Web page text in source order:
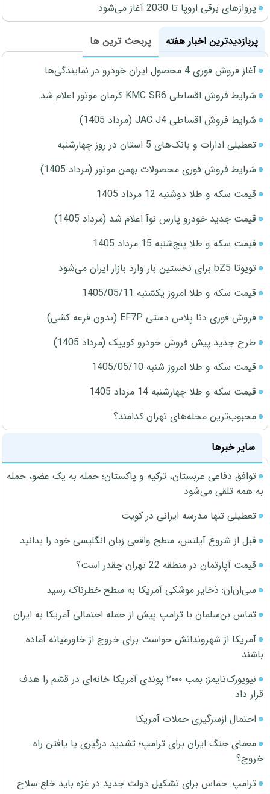
پروازهای برقی اروپا تا 2030 آغاز می‌شود
پربازدیدترین اخبار هفته
پربحث ترین ها
آغاز فروش فوری 4 محصول ایران خودرو در نمایندگی‌ها
شرایط فروش اقساطی KMC SR6 کرمان موتور اعلام شد
شرایط فروش اقساطی JAC J4 (مرداد 1405)
تعطیلی ادارات و بانک‌های 5 استان در روز چهارشنبه
شرایط فروش فوری محصولات بهمن موتور (مرداد 1405)
قیمت سکه و طلا دوشنبه 12 مرداد 1405
قیمت جدید خودرو پارس نوآ اعلام شد (مرداد 1405)
قیمت سکه و طلا پنج‌شنبه 15 مرداد 1405
تویوتا bZ5 برای نخستین بار وارد بازار ایران می‌شود
قیمت سکه و طلا امروز یکشنبه 1405/05/11
فروش فوری دنا پلاس دستی EF7P (بدون قرعه کشی)
طرح جدید پیش فروش خودرو کوییک (مرداد 1405)
قیمت سکه و طلا امروز شنبه 1405/05/10
قیمت سکه و طلا چهارشنبه 14 مرداد 1405
محبوب‌ترین محله‌های تهران کدامند؟
سایر خبرها
توافق دفاعی عربستان، ترکیه و پاکستان؛ حمله به یک عضو، حمله
به همه تلقی می‌شود
تعطیلی تنها مدرسه ایرانی در کویت
قبل از شروع آیلتس، سطح واقعی زبان انگلیسی خود را بدانید
قیمت آپارتمان در منطقه 22 تهران چقدر است؟
سی‌ان‌ان: ذخایر موشکی آمریکا به سطح خطرناک رسید
تماس بن‌سلمان با ترامپ پیش از حمله احتمالی آمریکا به ایران
آمریکا از شهروندانش خواست برای خروج از خاورمیانه آماده
باشند
نیویورک‌تایمز: بمب ۲۰۰۰ پوندی آمریکا خانه‌ای در قشم را هدف
قرار داد
احتمال ازسرگیری حملات آمریکا
معمای جنگ ایران برای ترامپ؛ تشدید درگیری یا یافتن راه
خروج؟
ترامپ: حماس برای تشکیل دولت جدید در غزه باید خلع سلاح